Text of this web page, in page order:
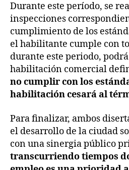
Durante este período, se
inspecciones
cumplimiento de los
el habilitante cumple con
durante este periodo,
habilitación comercial
no cumplir con los
habilitación cesará al
Para finalizar, ambos
el desarrollo de la ciudad
con una sinergia público
transcurriendo tiempos